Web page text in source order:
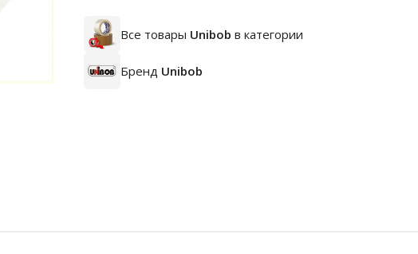
Все товары Unibob в категории
Бренд Unibob